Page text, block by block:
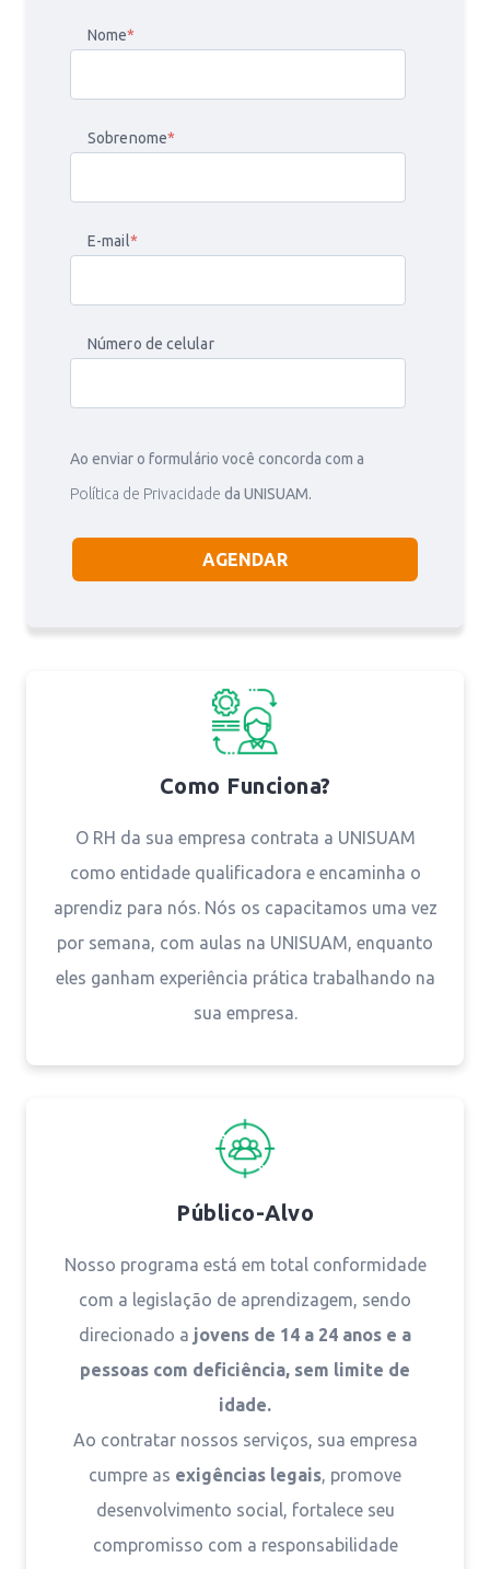
Nome*
Sobrenome*
E-mail*
Número de celular
Ao enviar o formulário você concorda com a
Política de Privacidade da UNISUAM.
Como Funciona?
O RH da sua empresa contrata a UNISUAM
como entidade qualificadora e encaminha o
aprendiz para nós. Nós os capacitamos uma vez
por semana, com aulas na UNISUAM, enquanto
eles ganham experiência prática trabalhando na
sua empresa.
Público-Alvo
Nosso programa está em total conformidade
com a legislação de aprendizagem, sendo
direcionado a jovens de 14 a 24 anos e a
pessoas com deficiência, sem limite de
idade.
Ao contratar nossos serviços, sua empresa
cumpre as exigências legais, promove
desenvolvimento social, fortalece seu
compromisso com a responsabilidade